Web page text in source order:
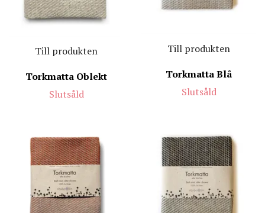
Till produkten
Torkmatta Oblekt
Slutsåld
Till produkten
Torkmatta Blå
Slutsåld